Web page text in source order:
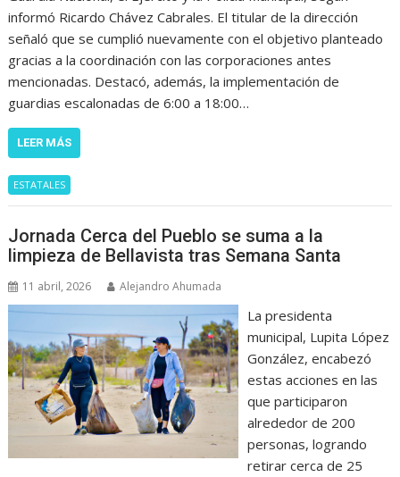
informó Ricardo Chávez Cabrales. El titular de la dirección
señaló que se cumplió nuevamente con el objetivo planteado
gracias a la coordinación con las corporaciones antes
mencionadas. Destacó, además, la implementación de
guardias escalonadas de 6:00 a 18:00…
LEER MÁS
ESTATALES
Jornada Cerca del Pueblo se suma a la
limpieza de Bellavista tras Semana Santa
11 abril, 2026 Alejandro Ahumada
La presidenta
municipal, Lupita López
González, encabezó
estas acciones en las
que participaron
alrededor de 200
personas, logrando
retirar cerca de 25